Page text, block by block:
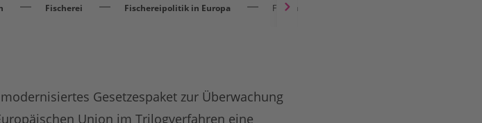
Fischerei Fischereipolitik in Europa Fischereikontrollverordnung
Gesetzespaket zur Überwachung
Union im Trilogverfahren eine